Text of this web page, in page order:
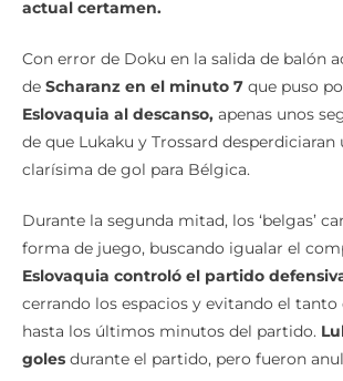
actual certamen.
Con error de Doku en la salida de balón
de Scharanz en el minuto 7 que puso
Eslovaquia al descanso, apenas unos
de que Lukaku y Trossard desperdiciaran
clarísima de gol para Bélgica.
Durante la segunda mitad, los ‘belgas’
forma de juego, buscando igualar el
Eslovaquia controló el partido
cerrando los espacios y evitando el
hasta los últimos minutos del partido.
goles durante el partido, pero fueron